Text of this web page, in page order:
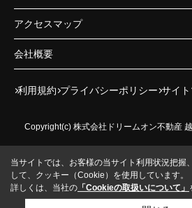
アクセスマップ
会社概要
利用規約 プライバシーポリシー サイ
Copyright(c) 株式会社ドリームオン不動産
当サイトでは、お客様の当サイト利用状況把握
して、クッキー（Cookie）を使用しています。
詳しくは、当社の 「Cookieの取扱いについて」